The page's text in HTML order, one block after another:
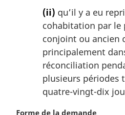
(ii) qu’il y a eu
cohabitation par le
conjoint ou ancien
principalement
réconciliation
plusieurs périodes
quatre-vingt-dix
N
Forme de la demande